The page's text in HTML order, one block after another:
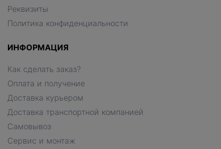
Реквизиты
Политика конфиденциальности
ИНФОРМАЦИЯ
Как сделать заказ?
Оплата и получение
Доставка курьером
Доставка транспортной компанией
Самовывоз
Сервис и монтаж